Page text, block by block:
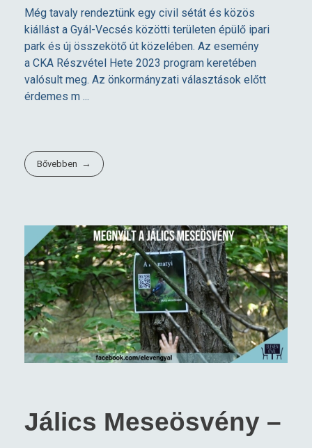
Még tavaly rendeztünk egy civil sétát és közös
kiállást a Gyál-Vecsés közötti területen épülő ipari
park és új összekötő út közelében. Az esemény
a CKA Részvétel Hete 2023 program keretében
valósult meg. Az önkormányzati választások előtt
érdemes m ...
Bővebben
Jálics Meseösvény –